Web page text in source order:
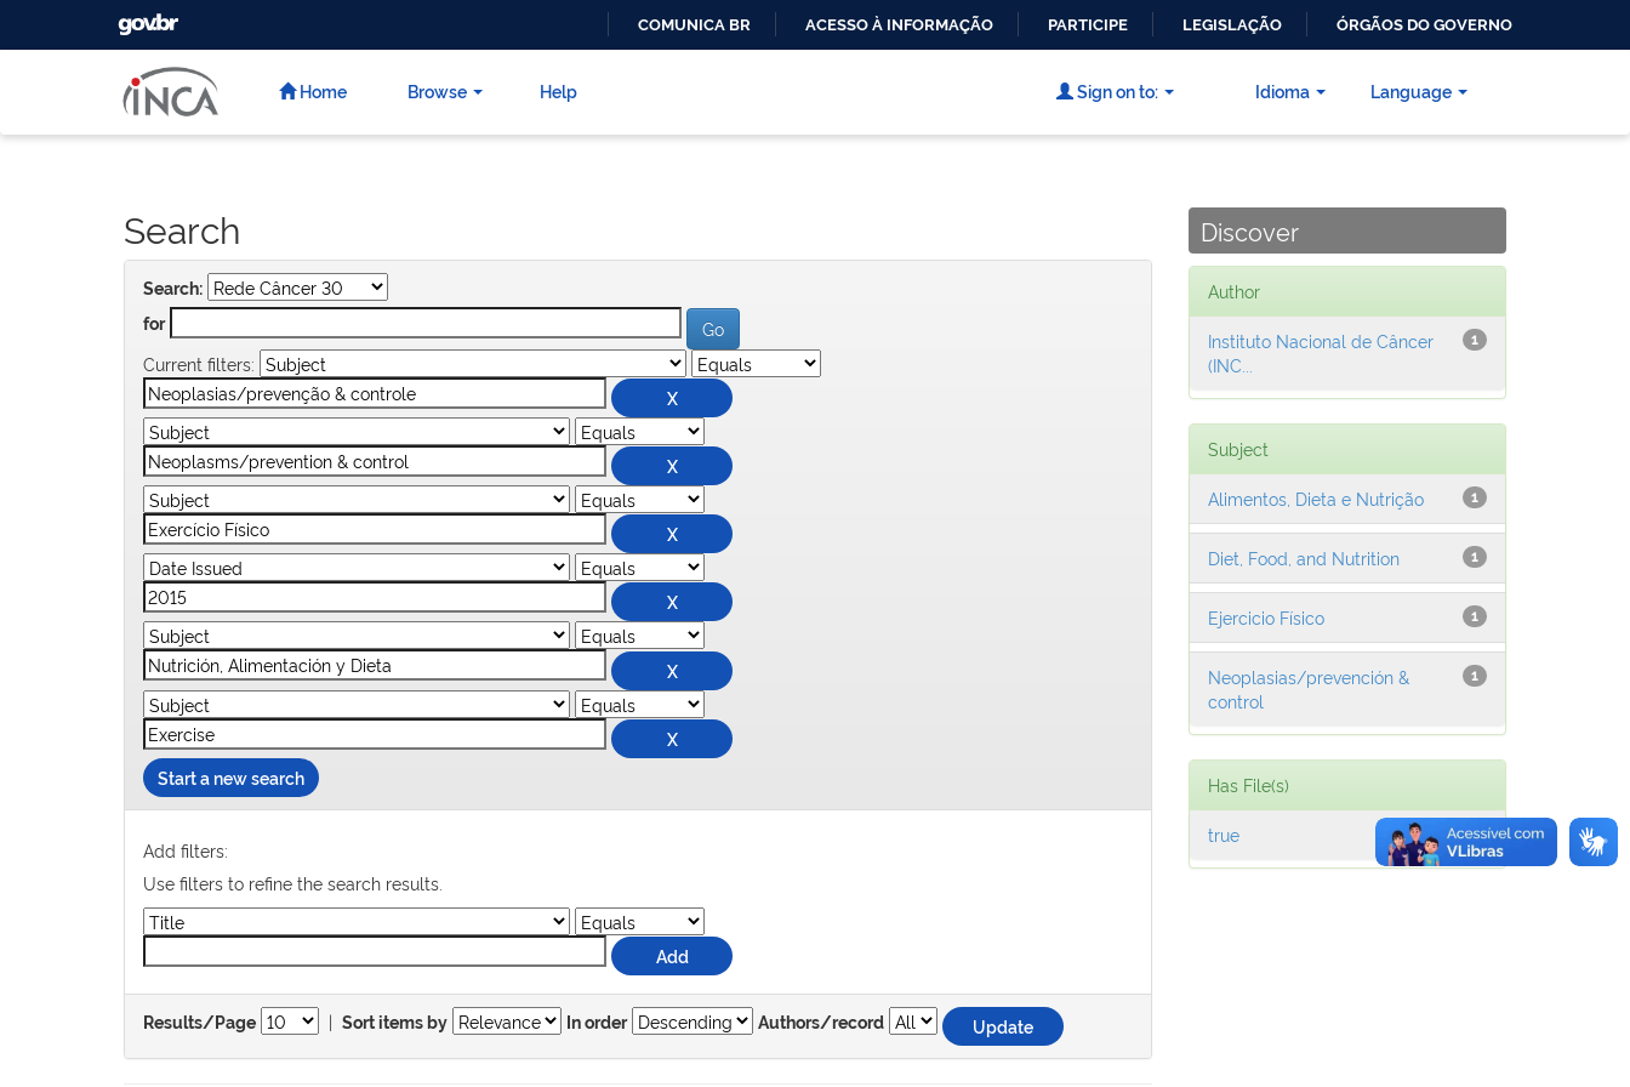
CONTEÚDO
GOVBR
COMUNICA BR ACESSO À INFORMAÇÃO PARTICIPE LEGISLAÇÃO ÓRGÃOS DO GOVERNO
Home Browse Help Language
Sign on to: Idioma
Search
Search:
for
Current filters:
Start a new search
Add filters:
Use filters to refine the search results.
Results/Page | Sort items by In order Authors/record
Discover
Author
1
Instituto Nacional de Câncer
(INC...
Subject
1
Alimentos, Dieta e Nutrição
1
Diet, Food, and Nutrition
1
Ejercicio Físico
1
Neoplasias/prevención &
control
Has File(s)
1
true